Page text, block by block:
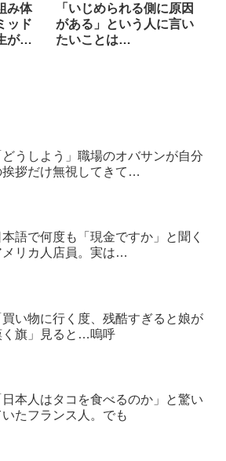
み体
ッド
がそ
「いじめられる側に原因
がある」という人に言い
たいことは…
どうしよう」職場のオバサンが自分
挨拶だけ無視してきて…
本語で何度も「現金ですか」と聞く
メリカ人店員。実は…
買い物に行く度、残酷すぎると娘が
く旗」見ると…嗚呼
日本人はタコを食べるのか」と驚い
いたフランス人。でも